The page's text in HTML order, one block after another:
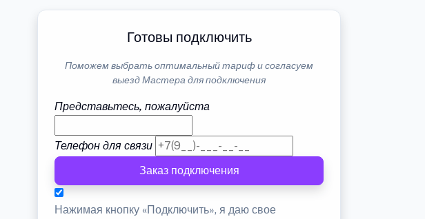
Готовы подключить
Поможем выбрать оптимальный тариф и согласуем
выезд Мастера для подключения
Представьтесь, пожалуйста
Телефон для связи
Заказ подключения
Нажимая кнопку «Подключить», я даю свое